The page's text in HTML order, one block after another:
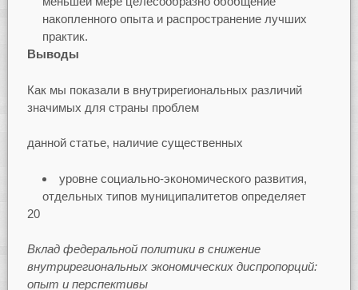
накопленного опыта и распространение лучших
практик.
Выводы
Как мы показали в внутрирегиональных различий
значимых для страны проблем
данной статье, наличие существенных
уровне социально-экономического развития,
отдельных типов муниципалитетов определяет
20
Вклад федеральной политики в снижение
внутрирегиональных экономических диспропорций:
опыт и перспективы